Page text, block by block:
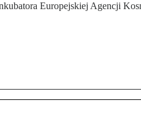
Europejskiej Agencji